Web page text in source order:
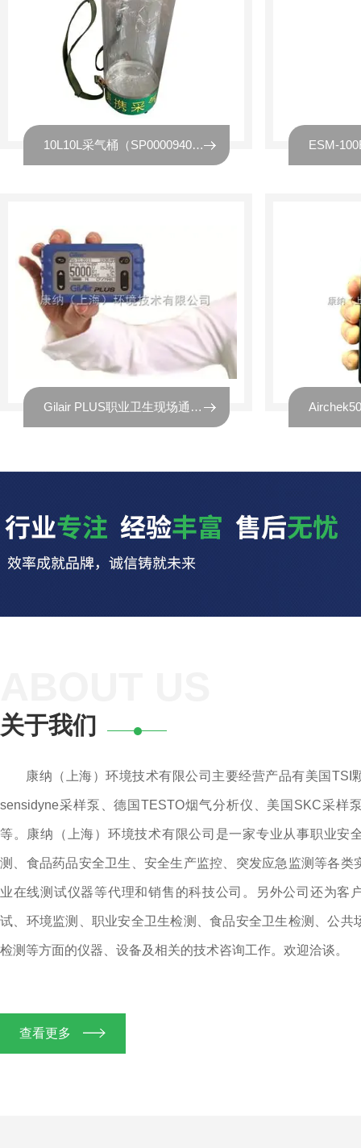
10L10L采气桶（SP00009401）
Gilair PLUS职业卫生现场通用型采样泵
关于我们
康纳（上海）环境技术有限公司主要经营产品有美国TSI
sensidyne采样泵、德国TESTO烟气分析仪、美国SKC采样
等。康纳（上海）环境技术有限公司是一家专业从事职业安
测、食品药品安全卫生、安全生产监控、突发应急监测等各类
业在线测试仪器等代理和销售的科技公司。另外公司还为客
试、环境监测、职业安全卫生检测、食品安全卫生检测、公共
检测等方面的仪器、设备及相关的技术咨询工作。欢迎洽谈。
查看更多